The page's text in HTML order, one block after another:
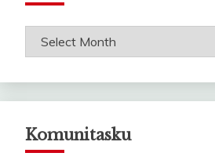
Arsip
Komunitasku